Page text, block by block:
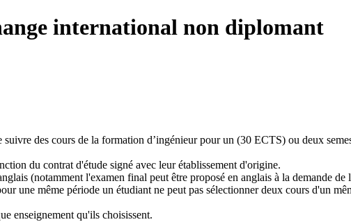
international non diplomant
des cours de la formation d’ingénieur pour un (30 ECTS) ou deux
du contrat d'étude signé avec leur établissement d'origine.
(notamment l'examen final peut être proposé en anglais à la demande de
une même période un étudiant ne peut pas sélectionner deux cours d'un
enseignement qu'ils choisissent.